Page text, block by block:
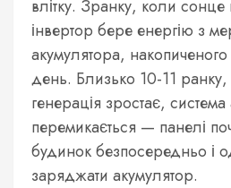
влітку. Зранку, коли
інвертор бере енергію з
акумулятора,
день. Близько 10-11
генерація зростає, система
перемикається — панелі
будинок безпосередньо і
заряджати акумулятор.